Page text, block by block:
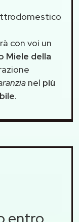
con voi un
Miele della
nel più
.